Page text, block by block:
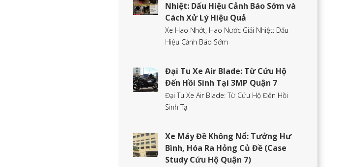
Nhiệt: Dấu Hiệu Cảnh Báo Sớm và
Cách Xử Lý Hiệu Quả
Xe Hao Nhớt, Hao Nước Giải Nhiệt: Dấu
Hiệu Cảnh Báo Sớm
Đại Tu Xe Air Blade: Từ Cứu Hộ
Đến Hồi Sinh Tại 3MP Quận 7
Đại Tu Xe Air Blade: Từ Cứu Hộ Đến Hồi
Sinh Tại
Xe Máy Đề Không Nổ: Tưởng Hư
Bình, Hóa Ra Hỏng Củ Đề (Case
Study Cứu Hộ Quận 7)